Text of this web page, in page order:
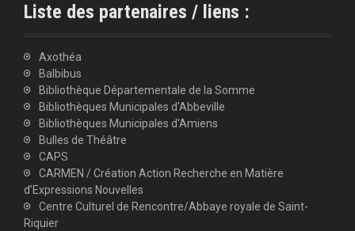
Liste des partenaires / liens :
Axothéa
Balbibus
Bibliothèque Départementale de la Somme
Bibliothèques Municipales d'Abbeville
Bibliothèques Municipales d'Amiens
Bulles de Théâtre
CAPS
CARMEN / Création Action Recherche en Matière
d’Expressions Nouvelles
Centre Culturel de Rencontre/Abbaye royale de Saint-
Riquier